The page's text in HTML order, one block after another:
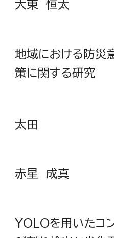
大東 恒太
地域における防災
策に関する研究
太田
赤星 成真
YOLOを用いたコ